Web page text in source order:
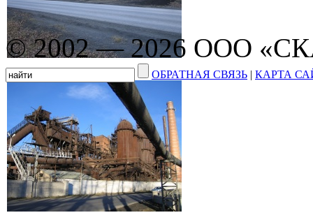
© 2002 — 2026 ООО
ОБРАТНАЯ СВЯЗЬ | КАРТА